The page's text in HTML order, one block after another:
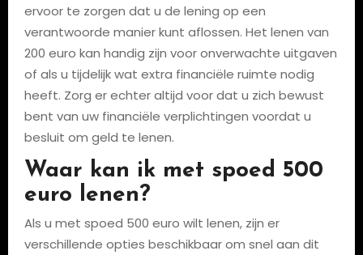
ervoor te zorgen dat u de lening op een
verantwoorde manier kunt aflossen. Het lenen van
200 euro kan handig zijn voor onverwachte uitgaven
of als u tijdelijk wat extra financiële ruimte nodig
heeft. Zorg er echter altijd voor dat u zich bewust
bent van uw financiële verplichtingen voordat u
besluit om geld te lenen.
Waar kan ik met spoed 500
euro lenen?
Als u met spoed 500 euro wilt lenen, zijn er
verschillende opties beschikbaar om snel aan dit